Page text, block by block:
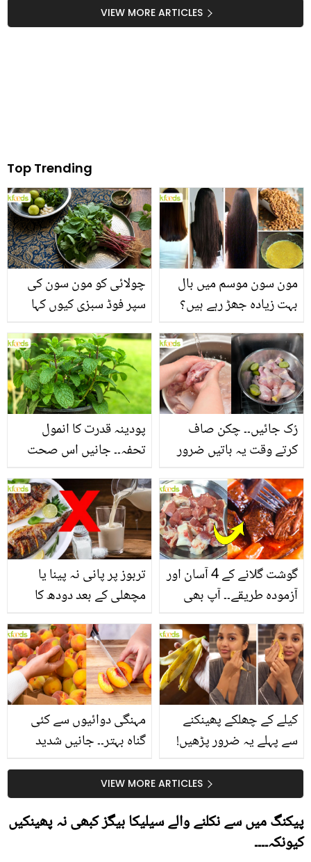
دنگ رہ جائیں گے
بچانے کی آزمودہ ٹپسVIEW MORE ARTICLES
Top Trending
چولائی کو مون سون کی
سپر فوڈ سبزی کیوں کہا
منرلز اور اینٹی آکسیڈنٹس
سے بھرپور اس سبزی کے
فائدے
مون سون موسم میں بال
بہت زیادہ جھڑ رہے ہیں؟
بنانے کے چند قدرتی طریقے
پودینہ قدرت کا انمول
تحفہ۔۔ جانیں اس صحت
انگیز طبی فوائد
رُک جائیں۔۔ چکن صاف
کرتے وقت یہ باتیں ضرور
تربوز پر پانی نہ پینا یا
مچھلی کے بعد دودھ کا
سے متعلق غلط فہمیوں کی
حقیقت کیا ہے اور افواہ
کیا؟
گوشت گلانے کے 4 آسان اور
آزمودہ طریقے۔۔ آپ بھی
بتائے راز
مہنگی دوائیوں سے کئی
گناہ بہتر۔۔ جانیں شدید
کیوں کھانا چاہیے؟
کیلے کے چھلکے پھینکنے
سے پہلے یہ ضرور پڑھیں!
سستا اور قدرتی حلVIEW MORE ARTICLES
پیکنگ میں سے نکلنے والے سیلیکا بیگز کبھی نہ پھینکیں
کیونکہ۔۔۔۔